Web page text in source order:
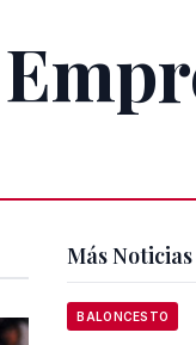
Más Noticias
BALONCESTO